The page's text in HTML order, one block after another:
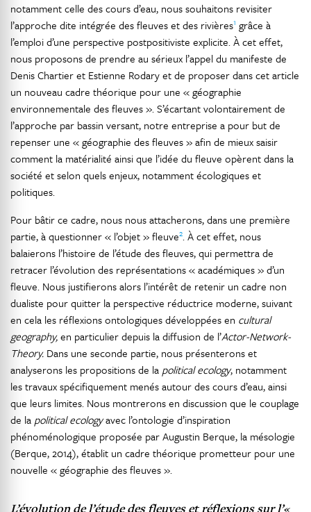
notamment celle des cours d’eau, nous souhaitons revisiter
l’approche dite intégrée des fleuves et des rivières1 grâce à
l’emploi d’une perspective postpositiviste explicite. À cet effet,
nous proposons de prendre au sérieux l’appel du manifeste de
Denis Chartier et Estienne Rodary et de proposer dans cet article
un nouveau cadre théorique pour une « géographie
environnementale des fleuves ». S’écartant volontairement de
l’approche par bassin versant, notre entreprise a pour but de
repenser une « géographie des fleuves » afin de mieux saisir
comment la matérialité ainsi que l’idée du fleuve opèrent dans la
société et selon quels enjeux, notamment écologiques et
politiques.
Pour bâtir ce cadre, nous nous attacherons, dans une première
partie, à questionner « l’objet » fleuve2. À cet effet, nous
balaierons l’histoire de l’étude des fleuves, qui permettra de
retracer l’évolution des représentations « académiques » d’un
fleuve. Nous justifierons alors l’intérêt de retenir un cadre non
dualiste pour quitter la perspective réductrice moderne, suivant
en cela les réflexions ontologiques développées en cultural
geography,en particulier depuis la diffusion de l’Actor-Network-
Theory. Dans une seconde partie, nous présenterons et
analyserons les propositions de la political ecology, notamment
les travaux spécifiquement menés autour des cours d’eau, ainsi
que leurs limites. Nous montrerons en discussion que le couplage
de la political ecologyavec l’ontologie d’inspiration
phénoménologique proposée par Augustin Berque, la mésologie
(Berque, 2014), établit un cadre théorique prometteur pour une
nouvelle « géographie des fleuves ».
L’évolution de l’étude des fleuves et réflexions sur l’«